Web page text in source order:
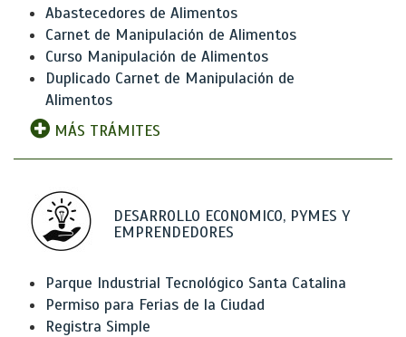
Abastecedores de Alimentos
Carnet de Manipulación de Alimentos
Curso Manipulación de Alimentos
Duplicado Carnet de Manipulación de
Alimentos
MÁS TRÁMITES
DESARROLLO ECONOMICO, PYMES Y
EMPRENDEDORES
Parque Industrial Tecnológico Santa Catalina
Permiso para Ferias de la Ciudad
Registra Simple